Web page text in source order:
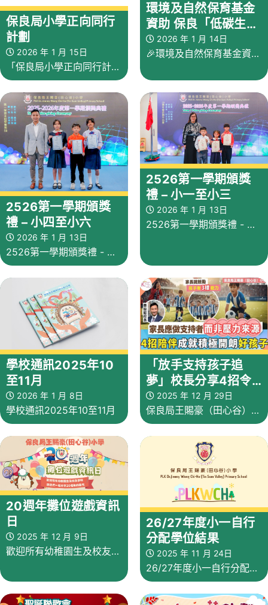
保良局小學正向同行
計劃
2026 年 1 月 15日
「保良局小學正向同行計
模式推行正向教育，協助學
生、家長及學校人員「學
習」、「活出」、「教導」
和「融入」正向教育的理
念，提升各持份者的幸福感
和抗逆力，從而活出豐盛人
生。
環境及自然保育基金
資助 保良「低碳生活
小天使」計劃x區區低
碳生活嘉年華
2026 年 1 月 14日
🎉環境及自然保育基金資助
劃x區區低碳生活嘉年華· 沙
田站開跑啦！
2526第一學期頒獎
禮 – 小四至小六
2026 年 1 月 13日
2526第一學期頒獎禮 - 小
2526第一學期頒獎
禮 – 小一至小三
2026 年 1 月 13日
2526第一學期頒獎禮 - 小
學校通訊2025年10
至11月
2026 年 1 月 8日
學校通訊2025年10至11月
「放手支持孩子追
夢」校長分享4招令
家長變成孩子的支持
者 身心健康成長
2025 年 12 月 29日
保良局王賜豪（田心谷）小
靈」足球同樂日，邀請《中
年好聲音3》季軍得主李金
凱先生分享自身勵志和追夢
故事
20週年攤位遊戲資訊
日
2025 年 12 月 9日
歡迎所有幼稚園生及校友參
的喜悅
26/27年度小一自行
分配學位結果
2025 年 11 月 24日
26/27年度小一自行分配學